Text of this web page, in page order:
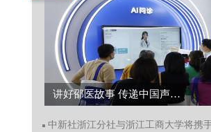
讲好邵医故事 传递中国声音...